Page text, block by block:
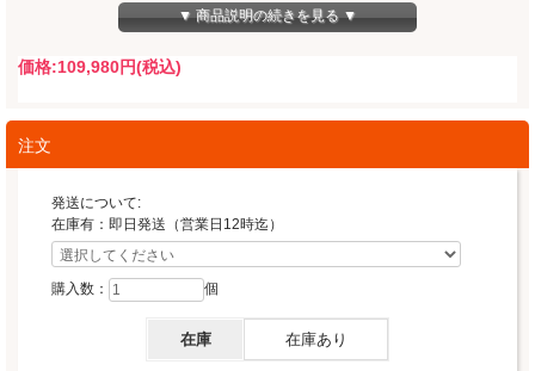
・天板素材・カラー：クリアガラストップ、シャインシルバー
・ゴトク：ステンレスゴトク
ックグラン同梱）
・オーブン接続非対応
・自動調理ガイド機能（アプリ）、高温炒め機能、コンロ調理タイマー、温度キー
プ機能
炊込み・炊飯・おかゆ機能、煮込み機能、湯沸かし機能
・遠赤外線グリル、グリル調理タイマー、ラクックグランオートメニュー（魚・
肉・ケーキ・あたためトースト）
・調理油過熱防止装置、立ち消え安全装置、焦げ付き消火機能
▼ 商品説明の続きを見る ▼
価格:109,980円(税込)
注文
発送について:
在庫有：即日発送（営業日12時迄）
購入数： 個
在庫 在庫あり